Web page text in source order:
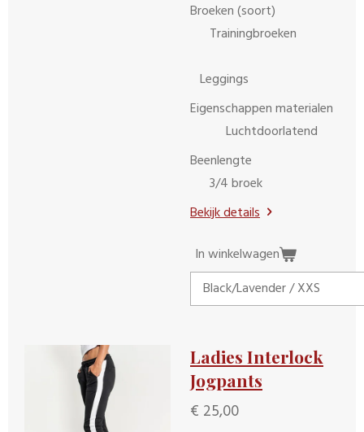
Broeken (soort)
Trainingbroeken
Leggings
Eigenschappen materialen
Luchtdoorlatend
Beenlengte
3/4 broek
Bekijk details
In winkelwagen
Ladies Interlock
Jogpants
€ 25,00